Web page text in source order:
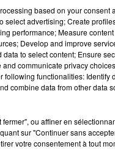
based on your consent
select advertising; Create
performance; Measure
Develop and improve
to select content; Ensure
communicate privacy
following functionalities:
combine data from other data
ou affiner en
sur "Continuer sans
votre consentement à tout